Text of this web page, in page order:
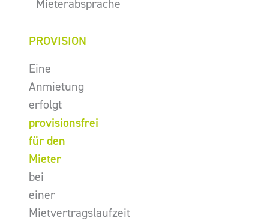
Mieterabsprache
PROVISION
Eine
Anmietung
erfolgt
provisionsfrei
für den
Mieter
bei
einer
Mietvertragslaufzeit